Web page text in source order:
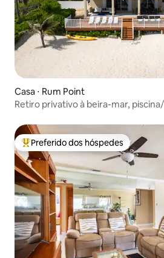
Casa ⋅ Rum Point
Retiro privativo à beira-mar,
Entre os melhores preferidos dos
Preferido dos hóspedes